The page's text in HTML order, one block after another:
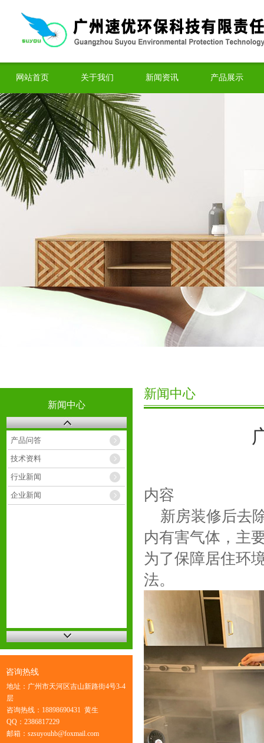
网站首页 关于我们 新闻资讯 产品展示
新闻中心
产品问答
技术资料
行业新闻
企业新闻
咨询热线
地址：广州市天河区吉山新路街4号3-4
层
咨询热线：18898690431 黄生
QQ：2386817229
邮箱：szsuyouhb@foxmail.com
新闻中心
内容
新房装修后去
内有害气体，主
为了保障居住环
法。